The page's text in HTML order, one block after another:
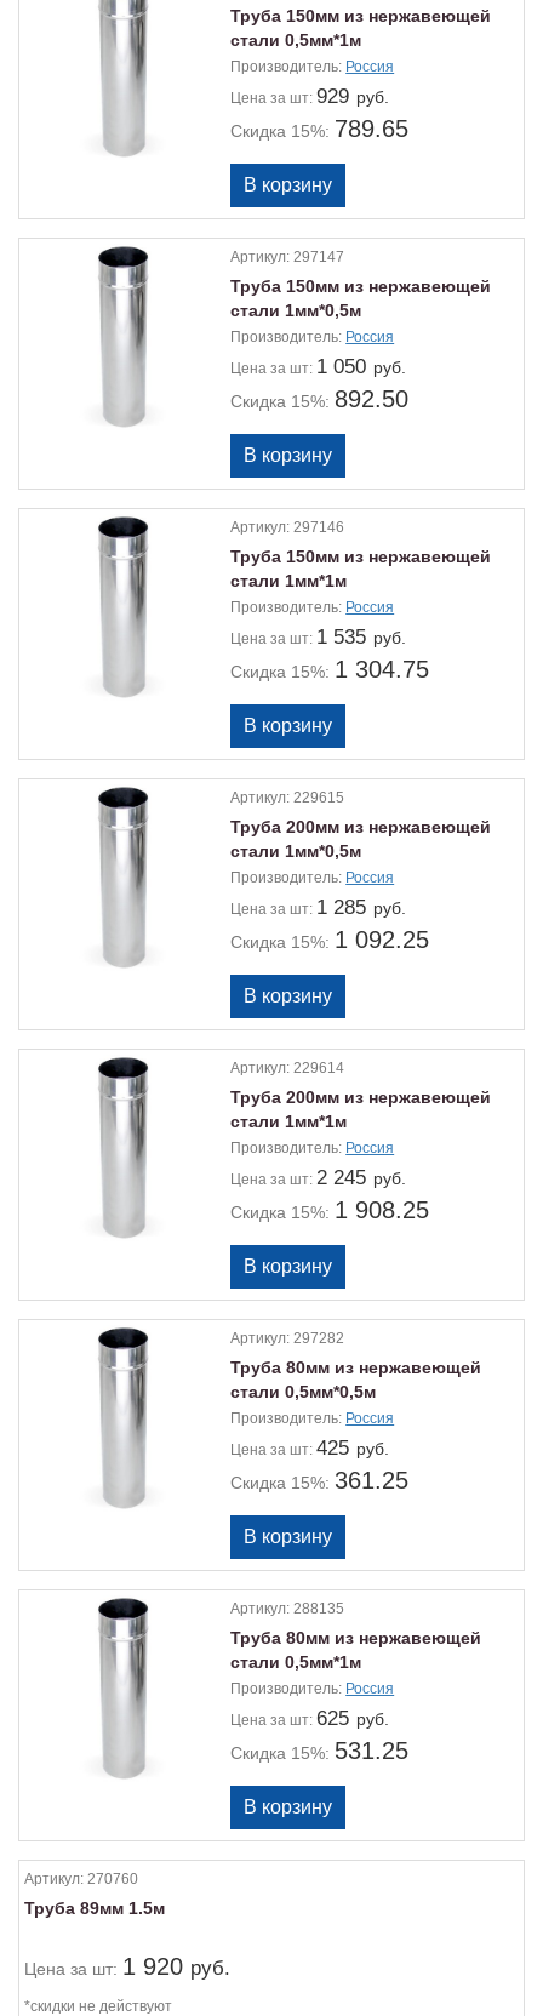
Труба 150мм из нержавеющей
стали 0,5мм*1м
Производитель: Россия
Цена за шт:929 руб.
Скидка 15%: 789.65
Артикул:297147
Труба 150мм из нержавеющей
стали 1мм*0,5м
Производитель: Россия
Цена за шт: 1 050 руб.
Скидка 15%: 892.50
Артикул:297146
Труба 150мм из нержавеющей
стали 1мм*1м
Производитель: Россия
Цена за шт: 1 535 руб.
Скидка 15%: 1 304.75
Артикул:229615
Труба 200мм из нержавеющей
стали 1мм*0,5м
Производитель: Россия
Цена за шт: 1 285 руб.
Скидка 15%: 1 092.25
Артикул:229614
Труба 200мм из нержавеющей
стали 1мм*1м
Производитель: Россия
Цена за шт:2 245 руб.
Скидка 15%: 1 908.25
Артикул:297282
Труба 80мм из нержавеющей
стали 0,5мм*0,5м
Производитель: Россия
Цена за шт:425 руб.
Скидка 15%: 361.25
Артикул:288135
Труба 80мм из нержавеющей
стали 0,5мм*1м
Производитель: Россия
Цена за шт:625 руб.
Скидка 15%: 531.25
Артикул: 270760
Труба 89мм 1.5м
Цена за шт: 1 920 руб.
*скидки не действуют